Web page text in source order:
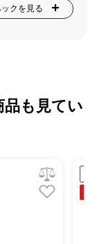
ックを見る
も見てい
中古Bランク
即日発送